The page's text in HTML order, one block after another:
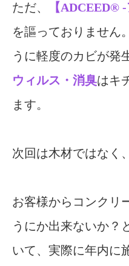
ただ、 【ADCEED®︎
を謳っておりません
うに軽度のカビが発
ウィルス・消臭はキ
ます。
次回は木材ではなく
お客様からコンクリ
うにか出来ないか？
いて、実際に年内に